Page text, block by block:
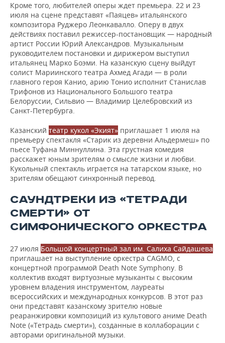
Кроме того, любителей оперы ждет премьера. 22 и 23
июля на сцене представят «Паяцев» итальянского
композитора Руджеро Леонкавалло. Оперу в двух
действиях поставил режиссер-постановщик — народный
артист России Юрий Александров. Музыкальным
руководителем постановки и дирижером выступил
итальянец Марко Боэми. На казанскую сцену выйдут
солист Мариинского театра Ахмед Агади — в роли
главного героя Канио, арию Тонио исполнит Станислав
Трифонов из Национального Большого театра
Белоруссии, Сильвио — Владимир Целебровский из
Санкт-Петербурга.
Казанский театр кукол «Экият» приглашает 1 июля на
премьеру спектакля «Старик из деревни Альдермеш» по
пьесе Туфана Миннуллина. Эта грустная комедия
расскажет юным зрителям о смысле жизни и любви.
Кукольный спектакль играется на татарском языке, но
зрителям обещают синхронный перевод.
САУНДТРЕКИ ИЗ «ТЕТРАДИ
СМЕРТИ» ОТ
СИМФОНИЧЕСКОГО ОРКЕСТРА
27 июля Большой концертный зал им. Салиха Сайдашева
приглашает на выступление оркестра CAGMO, с
концертной программой Death Note Symphony. В
коллектив входят виртуозные музыканты с высоким
уровнем владения инструментом, лауреаты
всероссийских и международных конкурсов. В этот раз
они представят казанскому зрителю новые
реаранжировки композиций из культового аниме Death
Note («Тетрадь смерти»), созданные в коллаборации с
авторами оригинальной музыки.